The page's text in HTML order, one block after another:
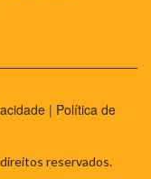
| Política de
reservados.